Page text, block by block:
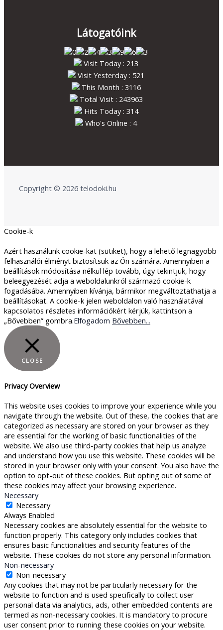
Látogatóink
Visit Today : 213
Visit Yesterday : 521
This Month : 3116
Total Visit : 243963
Hits Today : 314
Who's Online : 4
Copyright © 2026 telodoki.hu
Cookie-k
Azért használunk cookie-kat (sütiket), hogy a lehető legnagyobb
felhasználói élményt biztosítsuk az Ön számára. Amennyiben a
beállítások módosítása nélkül lép tovább, úgy tekintjük, hogy
beleegyezését adja a weboldalunkról származó cookie-k
fogadásába. Amennyiben kívánja, bármikor megváltoztathatja a
beállításokat. A cookie-k jelen weboldalon való használatával
kapcsolatos részletes információkért kérjük, kattintson a
„Bővebben” gombra.Elfogadom Bővebben...
CLOSE
Privacy Overview
This website uses cookies to improve your experience while you
navigate through the website. Out of these, the cookies that are
categorized as necessary are stored on your browser as they
are essential for the working of basic functionalities of the
website. We also use third-party cookies that help us analyze
and understand how you use this website. These cookies will be
stored in your browser only with your consent. You also have the
option to opt-out of these cookies. But opting out of some of
these cookies may affect your browsing experience.
Necessary
Necessary
Always Enabled
Necessary cookies are absolutely essential for the website to
function properly. This category only includes cookies that
ensures basic functionalities and security features of the
website. These cookies do not store any personal information.
Non-necessary
Non-necessary
Any cookies that may not be particularly necessary for the
website to function and is used specifically to collect user
personal data via analytics, ads, other embedded contents are
termed as non-necessary cookies. It is mandatory to procure
user consent prior to running these cookies on your website.